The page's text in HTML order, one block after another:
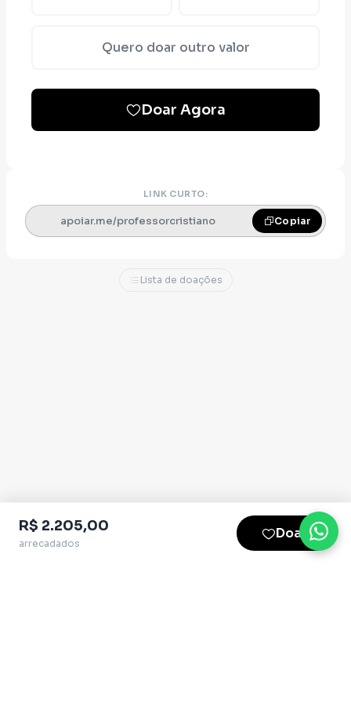
Quero doar outro valor
Doar Agora
LINK CURTO:
apoiar.me/professorcristiano Copiar
Lista de doações
R$ 2.205,00
arrecadados
Doar